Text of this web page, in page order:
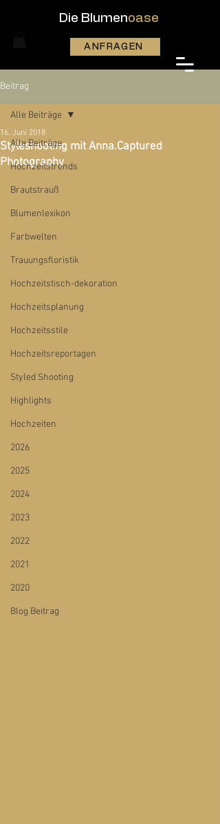
Die Blumenoase
ANFRAGEN
Beitrag
Alle Beiträge
Hochzeitstrends
Brautstrauß
Blumenlexikon
Farbwelten
Trauungsfloristik
Hochzeitstisch-dekoration
Hochzeitsplanung
Hochzeitsstile
Hochzeitsreportagen
Styled Shooting
Highlights
Hochzeiten
2026
2025
2024
2023
2022
2021
2020
Blog Beitrag
Alle Beiträge
Styleshooting mit Anna.Captured
Photography
16. Juni 2018